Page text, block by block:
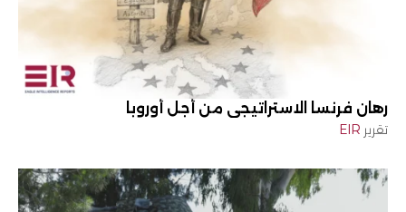
رهان فرنسا الاستراتيجي من أجل أوروبا
تقرير EIR